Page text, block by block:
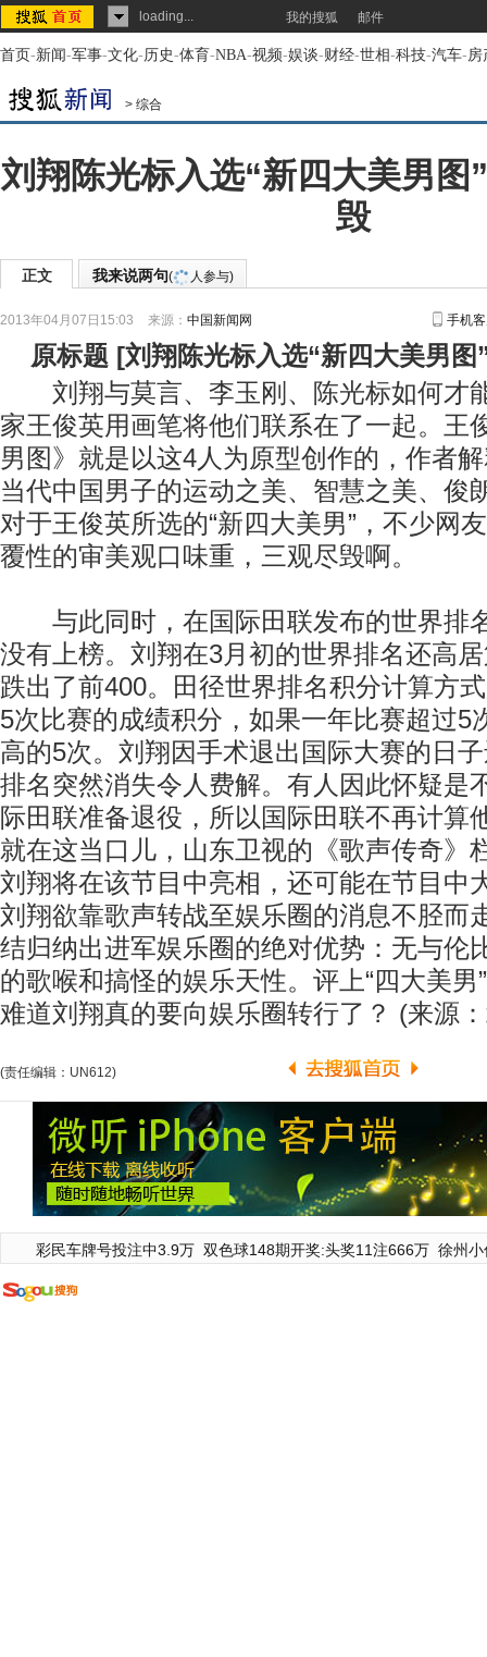
loading... 我的搜狐 邮件
首页-新闻-军事-文化-历史-体育-NBA-视频-娱谈-财经-世相-科技-汽车-房
> 综合
刘翔陈光标入选“新四大美男图
毁
正文 我来说两句( 人参与)
2013年04月07日15:03 来源： 中国新闻网 手机
原标题 [刘翔陈光标入选“新四大美男图
刘翔与莫言、李玉刚、陈光标如何才
家王俊英用画笔将他们联系在了一起。王
男图》就是以这4人为原型创作的，作者
当代中国男子的运动之美、智慧之美、俊
对于王俊英所选的“新四大美男”，不少网
覆性的审美观口味重，三观尽毁啊。
与此同时，在国际田联发布的世界排
没有上榜。刘翔在3月初的世界排名还高
跌出了前400。田径世界排名积分计算方
5次比赛的成绩积分，如果一年比赛超过5
高的5次。刘翔因手术退出国际大赛的日
排名突然消失令人费解。有人因此怀疑是
际田联准备退役，所以国际田联不再计算
就在这当口儿，山东卫视的《歌声传奇》
刘翔将在该节目中亮相，还可能在节目中
刘翔欲靠歌声转战至娱乐圈的消息不胫而
结归纳出进军娱乐圈的绝对优势：无与伦
的歌喉和搞怪的娱乐天性。评上“四大美男
难道刘翔真的要向娱乐圈转行了？ (来源
(责任编辑：UN612)
彩民车牌号投注中3.9万 双色球148期开奖:头奖11注666万 徐州